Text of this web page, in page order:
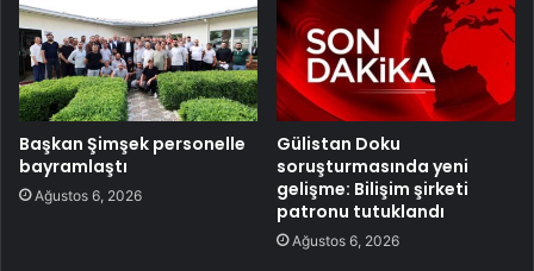
Başkan Şimşek personelle
bayramlaştı
Ağustos 6, 2026
Gülistan Doku
soruşturmasında yeni
gelişme: Bilişim şirketi
patronu tutuklandı
Ağustos 6, 2026